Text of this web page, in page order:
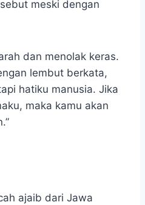
meski dengan
dan menolak keras.
lembut berkata,
hatiku manusia. Jika
maka kamu akan
ajaib dari Jawa